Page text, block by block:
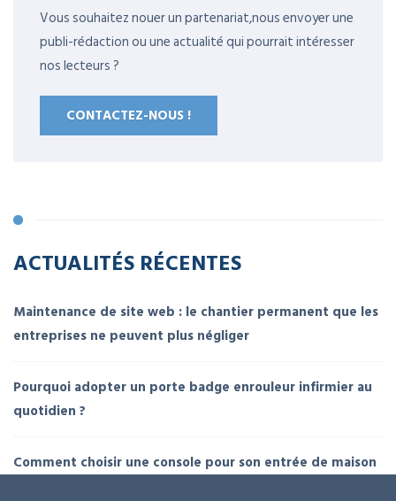
Vous souhaitez nouer un partenariat,nous envoyer une
publi-rédaction ou une actualité qui pourrait intéresser
nos lecteurs ?
CONTACTEZ-NOUS !
ACTUALITÉS RÉCENTES
Maintenance de site web : le chantier permanent que les
entreprises ne peuvent plus négliger
Pourquoi adopter un porte badge enrouleur infirmier au
quotidien ?
Comment choisir une console pour son entrée de maison